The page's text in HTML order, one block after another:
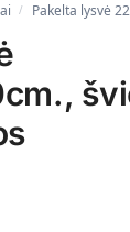
/ Pakelta lysvė